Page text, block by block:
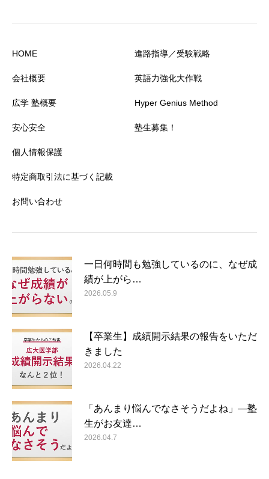
HOME
会社概要
広学 塾概要
安心安全
個人情報保護
特定商取引法に基づく記載
お問い合わせ
進路指導／受験戦略
英語力強化大作戦
Hyper Genius Method
塾生募集！
一日何時間も勉強しているのに、なぜ成
績が上がら…
2026.05.9
【卒業生】成績開示結果の報告をいただ
きました
2026.04.22
「あんまり悩んでなさそうだよね」―塾
生がお友達…
2026.04.7